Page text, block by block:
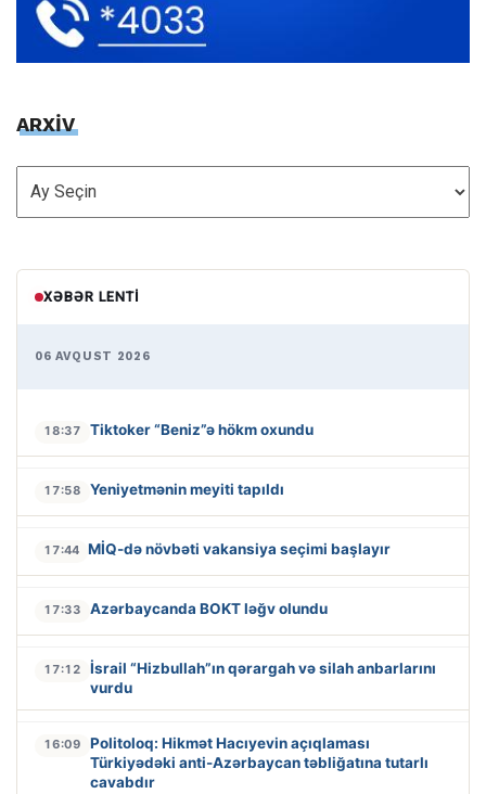
ARXİV
ARXİV
XƏBƏR LENTI
06 AVQUST 2026
18:37 Tiktoker “Beniz”ə hökm oxundu
17:58 Yeniyetmənin meyiti tapıldı
17:44 MİQ-də növbəti vakansiya seçimi başlayır
17:33 Azərbaycanda BOKT ləğv olundu
17:12
İsrail “Hizbullah”ın qərargah və silah anbarlarını
vurdu
16:09
Politoloq: Hikmət Hacıyevin açıqlaması
Türkiyədəki anti-Azərbaycan təbliğatına tutarlı
cavabdır